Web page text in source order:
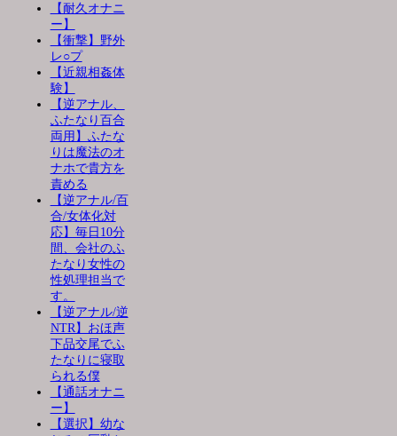
【耐久オナニ
ー】
【衝撃】野外
レ○プ
【近親相姦体
験】
【逆アナル、
ふたなり百合
両用】ふたな
りは魔法のオ
ナホで貴方を
責める
【逆アナル/百
合/女体化対
応】毎日10分
間、会社のふ
たなり女性の
性処理担当で
す。
【逆アナル/逆
NTR】おほ声
下品交尾でふ
たなりに寝取
られる僕
【通話オナニ
ー】
【選択】幼な